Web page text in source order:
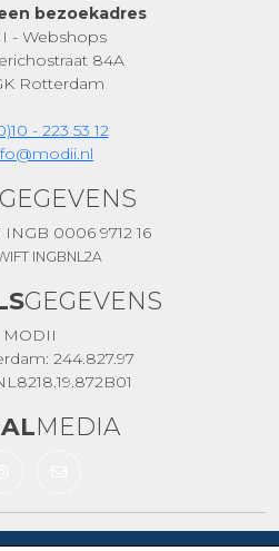
bezoekadres
- Webshops
84A
Rotterdam
- 223 53 12
GEGEVENS
0006 9712 16
INGBNL2A
GEGEVENS
MODII
244.827.97
MEDIA